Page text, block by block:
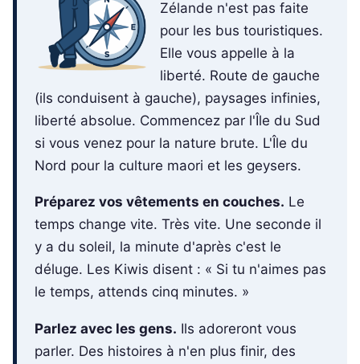
Zélande n'est pas faite
pour les bus touristiques.
Elle vous appelle à la
liberté. Route de gauche
(ils conduisent à gauche), paysages infinies,
liberté absolue. Commencez par l'Île du Sud
si vous venez pour la nature brute. L'Île du
Nord pour la culture maori et les geysers.
Préparez vos vêtements en couches. Le
temps change vite. Très vite. Une seconde il
y a du soleil, la minute d'après c'est le
déluge. Les Kiwis disent : « Si tu n'aimes pas
le temps, attends cinq minutes. »
Parlez avec les gens. Ils adoreront vous
parler. Des histoires à n'en plus finir, des